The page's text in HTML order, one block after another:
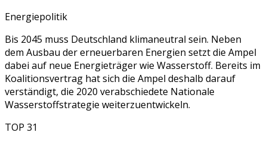
Energiepolitik
Bis 2045 muss Deutschland klimaneutral sein. Neben
dem Ausbau der erneuerbaren Energien setzt die Ampel
dabei auf neue Energieträger wie Wasserstoff. Bereits im
Koalitionsvertrag hat sich die Ampel deshalb darauf
verständigt, die 2020 verabschiedete Nationale
Wasserstoffstrategie weiterzuentwickeln.
TOP 31